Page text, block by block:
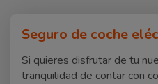
Seguro de coche
Si quieres disfrutar de tu
tranquilidad de contar con